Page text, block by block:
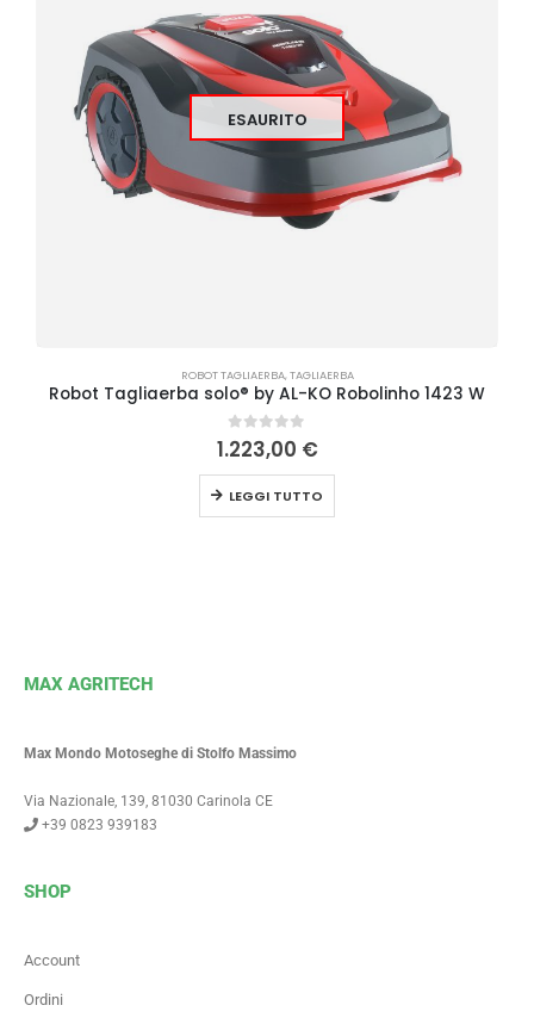
ESAURITO
ROBOT TAGLIAERBA,TAGLIAERBA
Robot Tagliaerba solo® by AL-KO Robolinho 1423 W
0Su 5
1.223,00 €
LEGGI TUTTO
MAX AGRITECH
Max Mondo Motoseghe di Stolfo Massimo
Via Nazionale, 139, 81030 Carinola CE
+39 0823 939183
SHOP
Account
Ordini